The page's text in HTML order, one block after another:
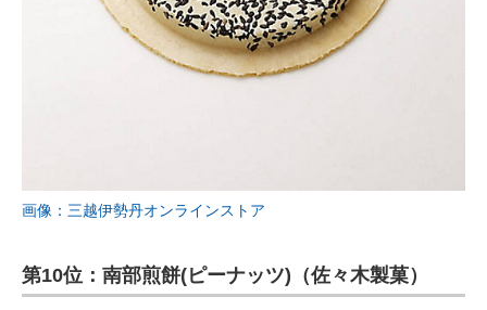
画像：三越伊勢丹オンラインストア
第10位：南部煎餅(ピーナッツ)（佐々木製菓）